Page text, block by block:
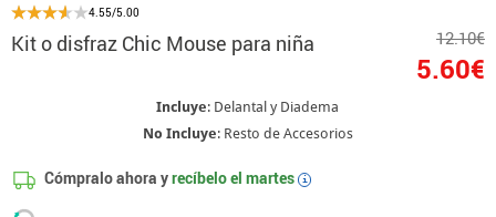
4.55/5.00
Kit o disfraz Chic Mouse para niña 12.10€
5.60€
Incluye: Delantal y Diadema
No Incluye: Resto de Accesorios
Cómpralo ahora yrecíbelo el martes i